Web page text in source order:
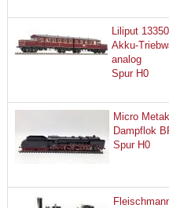
Liliput
Akku-
analog
Spur H0
Micro
Dampflok
Spur H0